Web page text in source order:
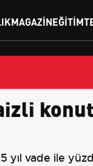
MAGAZINEĞITIM
yıl vade ile